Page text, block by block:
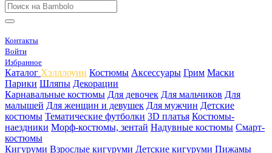
Контакты
Войти
Избранное
Каталог Хэлллоуин Костюмы Аксессуары Грим Маски
Парики Шляпы Декорации
Карнавальные костюмы Для девочек Для мальчиков Для
малышей Для женщин и девушек Для мужчин Детские
костюмы Тематические футболки 3D платья Костюмы-
наездники Морф-костюмы, зентай Надувные костюмы Смарт-
костюмы
Кигуруми Взрослые кигуруми Детские кигуруми Пижамы